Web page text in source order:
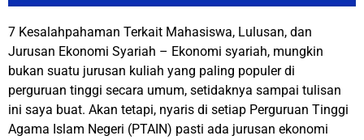
7 Kesalahpahaman Terkait Mahasiswa, Lulusan, dan
Jurusan Ekonomi Syariah – Ekonomi syariah, mungkin
bukan suatu jurusan kuliah yang paling populer di
perguruan tinggi secara umum, setidaknya sampai tulisan
ini saya buat. Akan tetapi, nyaris di setiap Perguruan Tinggi
Agama Islam Negeri (PTAIN) pasti ada jurusan ekonomi